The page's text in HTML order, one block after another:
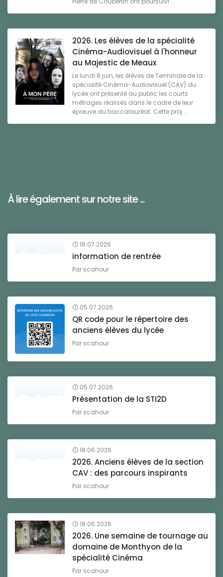
2026. Les élèves de la spécialité
Cinéma-Audiovisuel à l'honneur
au Majestic de Meaux
Le lundi 8 juin, les élèves de Terminale de la
spécialité Cinéma-Audiovisuel (CAV) du
lycée ont présenté au public les courts
métrages réalisés dans le cadre de leur
épreuve du baccalauréat. Cette proj ...
À lire également sur notre site ...
16.07.2026
information de rentrée
Par scahour
05.07.2026
QR code pour le répertoire des
anciens élèves du lycée
Par scahour
05.07.2026
Présentation de la STI2D
Par scahour
18.06.2026
2026. Anciens élèves de la section
CAV : des parcours inspirants
Par scahour
18.06.2026
2026. Une semaine de tournage au
domaine de Monthyon de la
spécialité Cinéma
Par scahour